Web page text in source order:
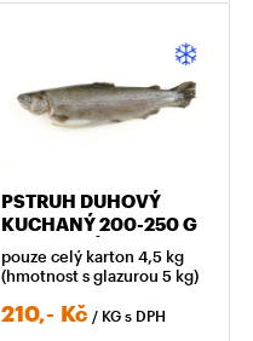
PSTRUH DUHOVÝ
KUCHANÝ 200-250 G
ZMRAZENÝ
pouze celý karton 4,5 kg
(hmotnost s glazurou 5 kg)
210,- Kč / KG s DPH